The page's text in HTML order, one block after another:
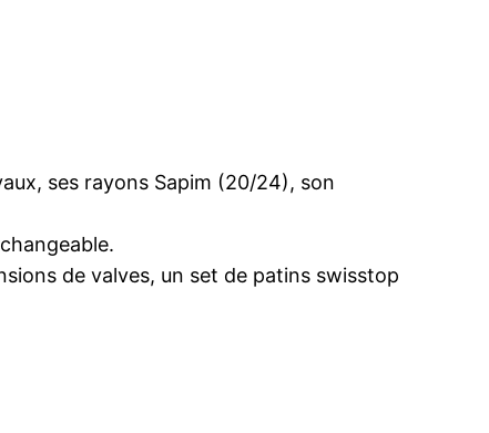
ses rayons Sapim (20/24), son
de valves, un set de patins swisstop